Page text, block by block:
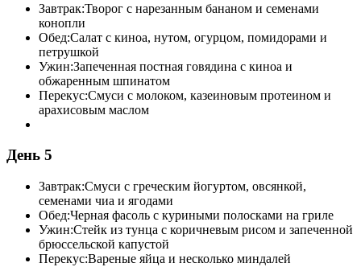
Завтрак:Творог с нарезанным бананом и семенами
конопли
Обед:Салат с киноа, нутом, огурцом, помидорами и
петрушкой
Ужин:Запеченная постная говядина с киноа и
обжаренным шпинатом
Перекус:Смуси с молоком, казеиновым протеином и
арахисовым маслом
День 5
Завтрак:Смуси с греческим йогуртом, овсянкой,
семенами чиа и ягодами
Обед:Черная фасоль с куриными полосками на гриле
Ужин:Стейк из тунца с коричневым рисом и запеченной
брюссельской капустой
Перекус:Вареные яйца и несколько миндалей